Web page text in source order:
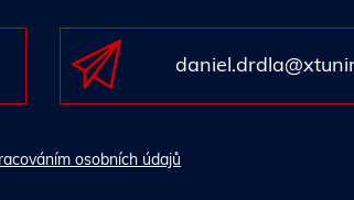
osobních údajů